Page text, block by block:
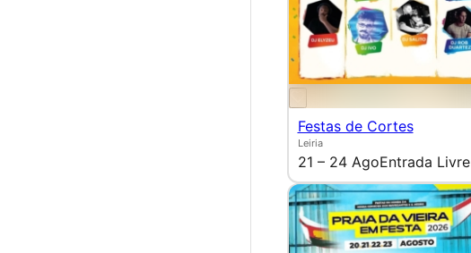
Festas de Cortes
Leiria
21 – 24 AgoEntrada Livre